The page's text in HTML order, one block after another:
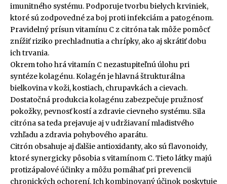
imunitného systému. Podporuje tvorbu bielych krviniek,
ktoré sú zodpovedné za boj proti infekciám a patogénom.
Pravidelný prísun vitamínu C z citróna tak môže pomôcť
znížiť riziko prechladnutia a chrípky, ako aj skrátiť dobu
ich trvania.
Okrem toho hrá vitamín C nezastupiteľnú úlohu pri
syntéze kolagénu. Kolagén je hlavná štrukturálna
bielkovina v koži, kostiach, chrupavkách a cievach.
Dostatočná produkcia kolagénu zabezpečuje pružnosť
pokožky, pevnosť kostí a zdravie cievneho systému. Sila
citróna sa teda prejavuje aj v udržiavaní mladistvého
vzhľadu a zdravia pohybového aparátu.
Citrón obsahuje aj ďalšie antioxidanty, ako sú flavonoidy,
ktoré synergicky pôsobia s vitamínom C. Tieto látky majú
protizápalové účinky a môžu pomáhať pri prevencii
chronických ochorení. Ich kombinovaný účinok poskytuje